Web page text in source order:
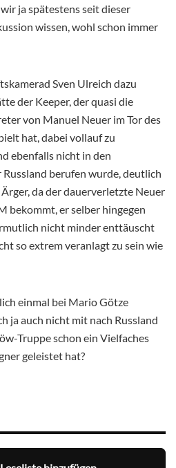
ja spätestens seit dieser
wissen, wohl schon immer
Sven Ulreich dazu
der Keeper, der quasi die
von Manuel Neuer im Tor des
hat, dabei vollauf zu
ebenfalls nicht in den
berufen wurde, deutlich
da der dauerverletzte Neuer
bekommt, er selber hingegen
nicht minder enttäuscht
so extrem veranlagt zu sein wie
einmal bei Mario Götze
ja auch nicht mit nach Russland
Truppe schon ein Vielfaches
geleistet hat?